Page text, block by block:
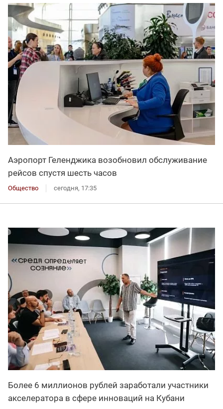
Аэропорт Геленджика возобновил обслуживание
рейсов спустя шесть часов
Общество сегодня, 17:35
Более 6 миллионов рублей заработали участники
акселератора в сфере инноваций на Кубани